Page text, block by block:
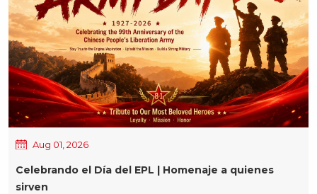
Aug 01, 2026
Celebrando el Día del EPL | Homenaje a quienes
sirven